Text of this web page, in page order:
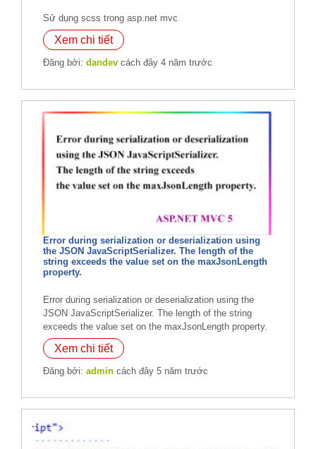
Sử dụng scss trong asp.net mvc
Xem chi tiết
Đăng bởi: dandev cách đây 4 năm trước
Error during serialization or deserialization using
the JSON JavaScriptSerializer. The length of the
string exceeds the value set on the maxJsonLength
property.
Error during serialization or deserialization using the
JSON JavaScriptSerializer. The length of the string
exceeds the value set on the maxJsonLength property.
Xem chi tiết
Đăng bởi: admin cách đây 5 năm trước